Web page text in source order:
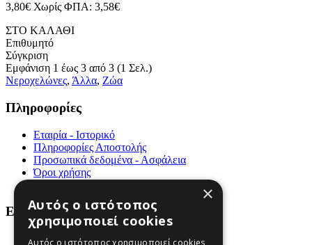
3,80€ Χωρίς ΦΠΑ: 3,58€
ΣΤΟ ΚΑΛΑΘΙ
Επιθυμητό
Σύγκριση
Εμφάνιση 1 έως 3 από 3 (1 Σελ.)
Νεροχελώνες, Άλλα, Ζώα
Πληροφορίες
Εταιρία - Ιστορικό
Πληροφορίες Αποστολής
Προσωπικά δεδομένα - Ασφάλεια
Όροι χρήσης
Εξυπηρέτηση Πελατών
Χάρτης Ιστότοπου
×
Αυτός ο ιστότοπος
χρησιμοποιεί cookies
Αυτός ο ιστότοπος χρησιμοποιεί cookies